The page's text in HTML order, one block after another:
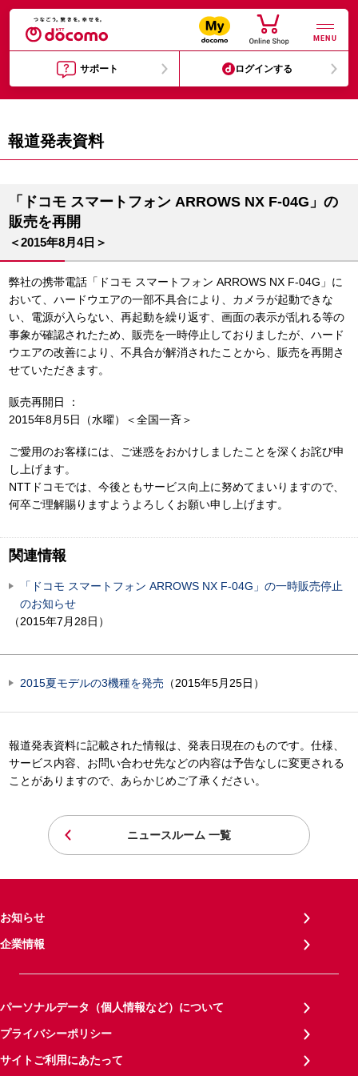
MENU
サポート ログインする
報道発表資料
「ドコモ スマートフォン ARROWS NX F-04G」の
販売を再開
＜2015年8月4日＞
弊社の携帯電話「ドコモ スマートフォン ARROWS NX F-04G」に
おいて、ハードウエアの一部不具合により、カメラが起動できな
い、電源が入らない、再起動を繰り返す、画面の表示が乱れる等の
事象が確認されたため、販売を一時停止しておりましたが、ハード
ウエアの改善により、不具合が解消されたことから、販売を再開さ
せていただきます。
販売再開日 ：
2015年8月5日（水曜）＜全国一斉＞
ご愛用のお客様には、ご迷惑をおかけしましたことを深くお詫び申
し上げます。
NTTドコモでは、今後ともサービス向上に努めてまいりますので、
何卒ご理解賜りますようよろしくお願い申し上げます。
関連情報
「ドコモ スマートフォン ARROWS NX F-04G」の一時販売停止
のお知らせ
（2015年7月28日）
2015夏モデルの3機種を発売 （2015年5月25日）
報道発表資料に記載された情報は、発表日現在のものです。仕様、
サービス内容、お問い合わせ先などの内容は予告なしに変更される
ことがありますので、あらかじめご了承ください。
ニュースルーム 一覧
お知らせ
企業情報
パーソナルデータ（個人情報など）について
プライバシーポリシー
サイトご利用にあたって